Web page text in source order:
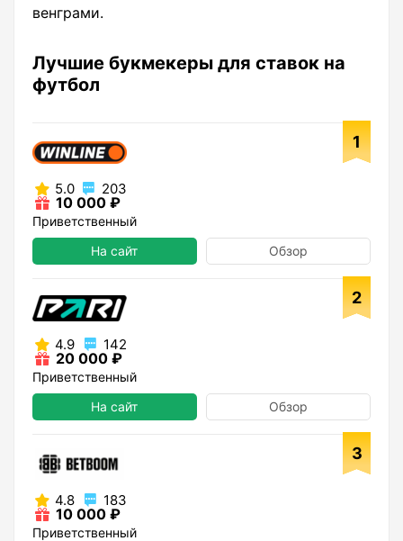
венграми.
Лучшие букмекеры для ставок на
футбол
1
5.0 203
10 000 ₽
Приветственный
На сайт
Обзор
2
4.9 142
20 000 ₽
Приветственный
На сайт
Обзор
3
4.8 183
10 000 ₽
Приветственный